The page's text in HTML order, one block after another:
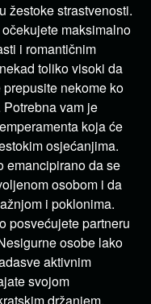
žestoke strastvenosti.
maksimalno
i romantičnim
toliko visoki da
nekome ko
vam je
koja će
osjećanjima.
emancipirano da se
osobom i da
i poklonima.
posvećujete partneru
osobe lako
aktivnim
svojom